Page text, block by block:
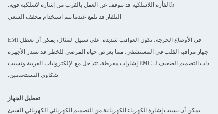
b.الفأرة اللاسلكية قد تتوقف عن العمل بالقرب من إشارة لاسلكية قوية.
التلفاز قد يلمع عندما يتم استخدام مجفف الشعر.
في الأوضاع الحرجة، تكون العواقب شديدة. على سبيل المثال، يمكن أن تعطل EMI
جهاز مراقبة القلب في المستشفى، مما يعرض حياة المرضى للخطر.قد تصدر الأجهزة
ذات التصميم الضعيف لـ EMC إشارات مفرطة، تتداخل مع الإلكترونيات القريبة وتسبب
شكاوى المستخدمين.
تعطيل الجهاز
يمكن أن يسبب إشارة الكهرباء الكهربائية من التصميم الكهربائي الكهربائي السيئ